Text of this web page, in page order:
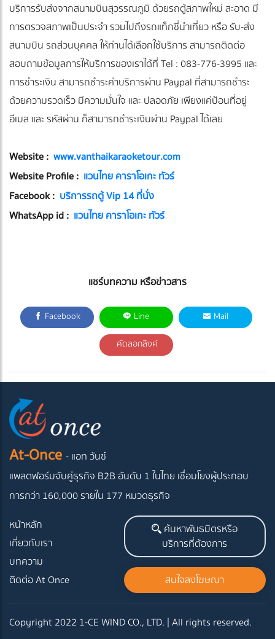
บริการรับส่งจากสนามบินสุวรรณภูมิ ด้วยรถตู้สภาพใหม่ สะอาด มี
การตรวจสภาพเป็นประจำ รวมไปถึงรถแท็กซี่นำเที่ยว หรือ รับ-ส่ง
สนามบิน รถส่วนบุคคล ให้ท่านได้เลือกใช้บริการ สามารถติดต่อ
สอบถามข้อมูลการให้บริการของเราได้ที่ Tel : 083-776-3995 และ
การชำระเงิน สามารถชำระค่าบริการผ่าน Paypal ที่สามารถชำระ
ด้วยความรวดเร็ว มีความมั่นใจ และ ปลอดภัย เพียงแค่ป้อนที่อยู่
อีเมล และ รหัสผ่าน ก็สามารถชำระเงินผ่าน Paypal ได้เลย
Website : www.vanthaikaraoketour.com
Website Profile : แวนไทย คาราโอเกะ ทัวร์
Facebook : บริการรถตู้ Vip 14 ที่นั่ง
WhatsApp id : แวนไทย คาราโอเกะ ทัวร์
แชร์บทความ หรือข่าวสาร
Facebook Line Mail
คัดลอกลิงค์
At-Once - แอท วันซ์
แพลตฟอร์มจับคู่ธุรกิจ B2B อันดับ 1 ในไทย เชื่อมโยงผู้ประกอบ
การกว่า 160,000 รายใน 177 หมวดธุรกิจ
หน้าหลัก
เกี่ยวกับเรา
บทความ
ติดต่อ At Once
ค้นหาพันธมิตรหรือ
บริการที่ต้องการ
สนใจลงโฆษณา
Copyright 2022 1-CE WIND CO., LTD. | All rights reserved.